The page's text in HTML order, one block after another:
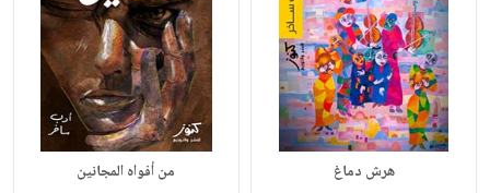
هرش دماغ من أفواه المجانين